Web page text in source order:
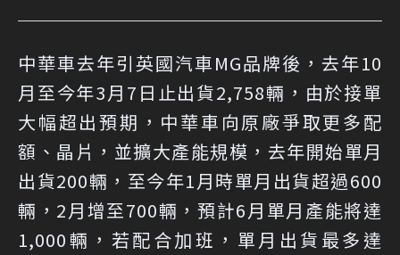
中華車去年引英國汽車MG品牌後，去年10
月至今年3月7日止出貨2,758輛，由於接單
大幅超出預期，中華車向原廠爭取更多配
額、晶片，並擴大產能規模，去年開始單月
出貨200輛，至今年1月時單月出貨超過600
輛，2月增至700輛，預計6月單月產能將達
1,000輛，若配合加班，單月出貨最多達